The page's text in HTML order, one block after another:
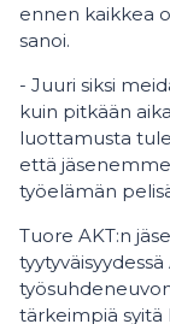
ennen kaikkea
sanoi.
- Juuri siksi
kuin pitkään
luottamusta
että
työelämän
Tuore AKT:n
tärkeimpiä syitä